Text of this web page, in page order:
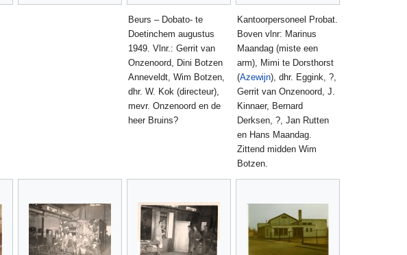
Beurs – Dobato- te
Doetinchem augustus
1949. Vlnr.: Gerrit van
Onzenoord, Dini Botzen
Anneveldt, Wim Botzen,
dhr. W. Kok (directeur),
mevr. Onzenoord en de
heer Bruins?
Kantoorpersoneel Probat.
Boven vlnr: Marinus
Maandag (miste een
arm), Mimi te Dorsthorst
(Azewijn), dhr. Eggink, ?,
Gerrit van Onzenoord, J.
Kinnaer, Bernard
Derksen, ?, Jan Rutten
en Hans Maandag.
Zittend midden Wim
Botzen.